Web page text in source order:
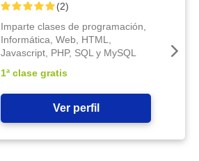
(2)
Imparte clases de programación,
Informática, Web, HTML,
Javascript, PHP, SQL y MySQL
1ª clase gratis
Ver perfil